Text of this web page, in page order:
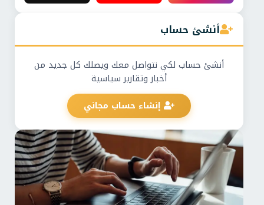
أنشئ حساب
أنشئ حساب لكي نتواصل معك ويصلك كل جديد من
أخبار وتقارير سياسية
إنشاء حساب مجاني